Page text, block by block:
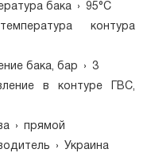
бака ›
95°С
контура
бака, бар ›
3
в контуре ГВС,
›
прямой
› Украина